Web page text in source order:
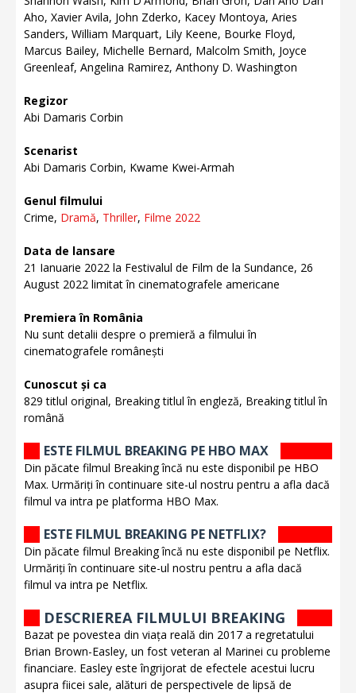
Aho, Xavier Avila, John Zderko, Kacey Montoya, Aries
Sanders, William Marquart, Lily Keene, Bourke Floyd,
Marcus Bailey, Michelle Bernard, Malcolm Smith, Joyce
Greenleaf, Angelina Ramirez, Anthony D. Washington
Regizor
Abi Damaris Corbin
Scenarist
Abi Damaris Corbin, Kwame Kwei-Armah
Genul filmului
Crime, Dramă, Thriller, Filme 2022
Data de lansare
21 Ianuarie 2022 la Festivalul de Film de la Sundance, 26
August 2022 limitat în cinematografele americane
Premiera în România
Nu sunt detalii despre o premieră a filmului în
cinematografele românești
Cunoscut și ca
829 titlul original, Breaking titlul în engleză, Breaking titlul în
română
ESTE FILMUL BREAKING PE HBO MAX
Din păcate filmul Breaking încă nu este disponibil pe HBO
Max. Urmăriți în continuare site-ul nostru pentru a afla dacă
filmul va intra pe platforma HBO Max.
ESTE FILMUL BREAKING PE NETFLIX?
Din păcate filmul Breaking încă nu este disponibil pe Netflix.
Urmăriți în continuare site-ul nostru pentru a afla dacă
filmul va intra pe Netflix.
DESCRIEREA FILMULUI BREAKING
Bazat pe povestea din viața reală din 2017 a regretatului
Brian Brown-Easley, un fost veteran al Marinei cu probleme
financiare. Easley este îngrijorat de efectele acestui lucru
asupra fiicei sale, alături de perspectivele de lipsă de